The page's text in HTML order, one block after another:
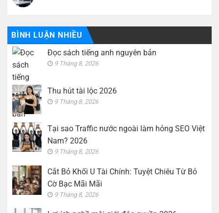
Việt
Nam?
2026
Tài
Chính:
Tuyệt
Chiêu
Từ
Mãi
Mãi
ở
Lợi
ích
nghề
môi
độc
BÌNH LUẬN NHIỀU
Đọc sách tiếng anh nguyên bản
9 Tháng 8, 2026
Thu hút tài lộc 2026
9 Tháng 8, 2026
Tại sao Traffic nước ngoài làm hỏng SEO Việt
Nam? 2026
9 Tháng 8, 2026
Cắt Bỏ Khối U Tài Chính: Tuyệt Chiêu Từ Bỏ
Cờ Bạc Mãi Mãi
9 Tháng 8, 2026